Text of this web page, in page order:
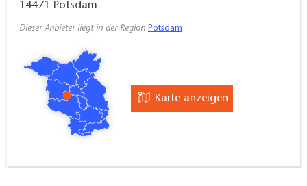
14471
Potsdam
Dieser Anbieter liegt in der Region Potsdam
Karte anzeigen